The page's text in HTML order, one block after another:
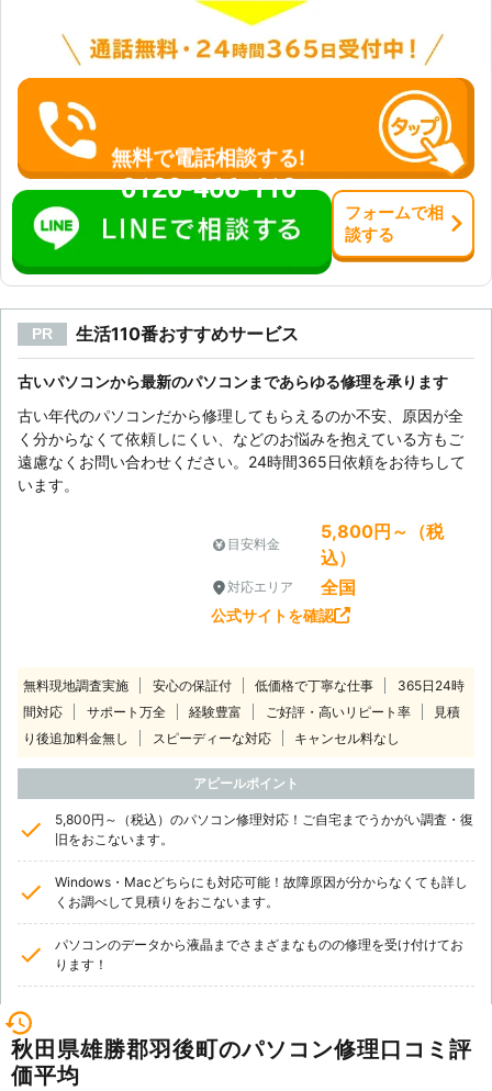
ラブルがなくても「最近パソコンが重
たい」というとき、お使いのパソコン
を再生サービスで生き返らせられま
す！ メモリの増設やSSD化など、パ
ソコンの状態に合わせて、カスタマイ
ズ。「作業がサクサク進められな
い！」というお悩みを持つ方も、お気
軽にご相談くださいませ。
無料で電話相談する!
0120-466-110
フォームで相
談する
PR 生活110番おすすめサービス
古いパソコンから最新のパソコンまであらゆる修理を承ります
古い年代のパソコンだから修理してもらえるのか不安、原因が全
く分からなくて依頼しにくい、などのお悩みを抱えている方もご
遠慮なくお問い合わせください。24時間365日依頼をお待ちして
います。
目安料金
5,800円～（税
込）
対応エリア 全国
公式サイトを確認
無料現地調査実施 安心の保証付 低価格で丁寧な仕事
365日24時
間対応
サポート万全 経験豊富 ご好評・高いリピート率
見積
り後追加料金無し
スピーディーな対応 キャンセル料なし
アピールポイント
5,800円～（税込）のパソコン修理対応！ご自宅までうかがい調査・復
旧をおこないます。
Windows・Macどちらにも対応可能！故障原因が分からなくても詳し
くお調べして見積りをおこないます。
パソコンのデータから液晶までさまざまなものの修理を受け付けてお
ります！
秋田県雄勝郡羽後町のパソコン修理口コミ評
価平均